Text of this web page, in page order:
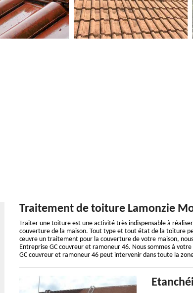
Traitement de toiture Lamonzie
Traiter une toiture est une activité très indispensable à
couverture de la maison. Tout type et tout état de la toiture
œuvre un traitement pour la couverture de votre maison,
Entreprise GC couvreur et ramoneur 46. Nous sommes à
GC couvreur et ramoneur 46 peut intervenir dans toute la